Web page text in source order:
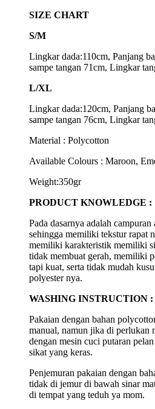
SIZE CHART
S/M
Lingkar dada:110cm, Panjang
sampe tangan 71cm, Lingkar
L/XL
Lingkar dada:120cm, Panjang
sampe tangan 76cm, Lingkar
Material : Polycotton
Available Colours : Maroon,
Weight:350gr
PRODUCT KNOWLEDGE :
Pada dasarnya adalah
sehingga memiliki tekstur rapat
memiliki karakteristik memiliki
tidak membuat gerah, memiliki
tapi kuat, serta tidak mudah
polyester nya.
WASHING INSTRUCTION :
Pakaian dengan bahan
manual, namun jika di perlukan
dengan mesin cuci putaran
sikat yang keras.
Penjemuran pakaian dengan
tidak di jemur di bawah sinar
di tempat yang teduh ya mom.